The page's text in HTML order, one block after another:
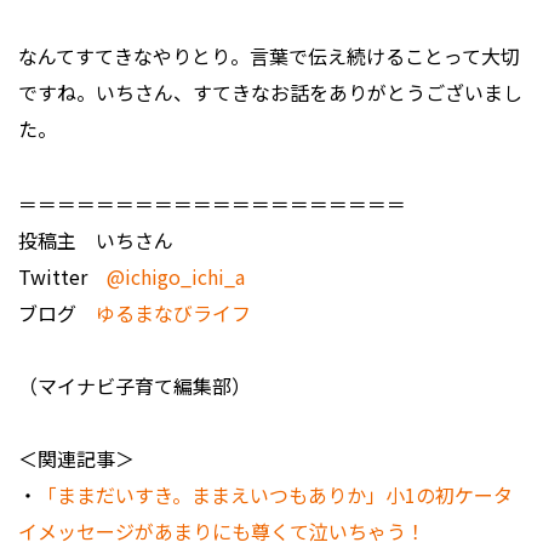
――なんてすてきなやりとり。言葉で伝え続けることって大切
ですね。いちさん、すてきなお話をありがとうございまし
た。
＝＝＝＝＝＝＝＝＝＝＝＝＝＝＝＝＝＝＝＝
投稿主 いちさん
Twitter @ichigo_ichi_a
ブログ ゆるまなびライフ
（マイナビ子育て編集部）
＜関連記事＞
・
「ままだいすき。ままえいつもありか」小1の初ケータ
イメッセージがあまりにも尊くて泣いちゃう！